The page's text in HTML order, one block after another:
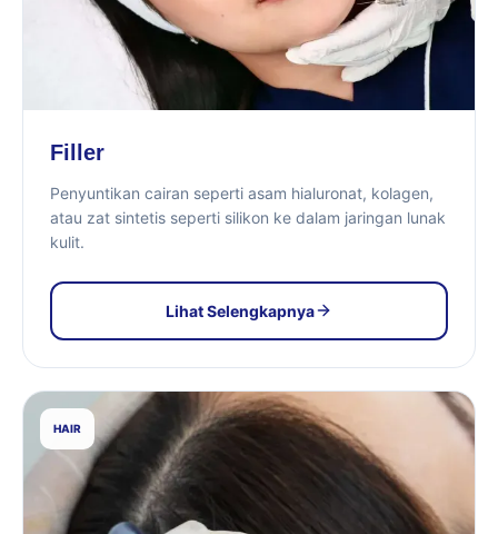
Filler
Penyuntikan cairan seperti asam hialuronat, kolagen,
atau zat sintetis seperti silikon ke dalam jaringan lunak
kulit.
Lihat Selengkapnya
HAIR